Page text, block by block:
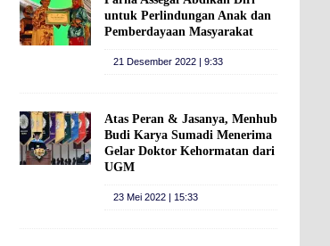
untuk Perlindungan Anak dan
Pemberdayaan Masyarakat
21 Desember 2022 | 9:33
Atas Peran & Jasanya, Menhub
Budi Karya Sumadi Menerima
Gelar Doktor Kehormatan dari
UGM
23 Mei 2022 | 15:33